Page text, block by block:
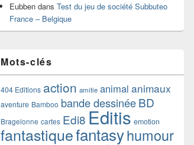
Eubben dans Test du jeu de société Subbuteo
France – Belgique
Mots-clés
404 Editions action amitie animal animaux
aventure Bamboo bande dessinéeBD
Bragelonne cartes Edi8 Editis emotion
fantastiquefantasyhumour